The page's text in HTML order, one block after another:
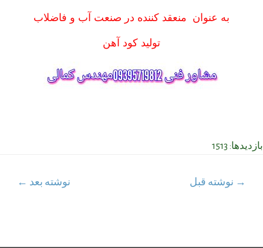
به عنوان منعقد کننده در صنعت آب و فاضلاب
تولید کود آهن
بازدیدها: 1513
→ نوشته قبل نوشته بعد ←